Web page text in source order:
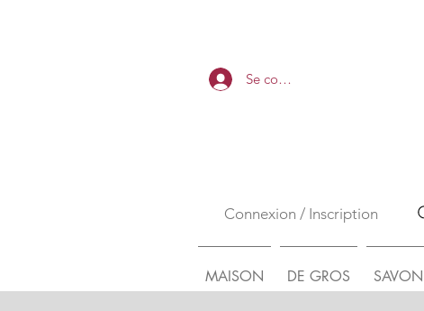
Se connecter
Connexion / Inscription
MAISON DE GROS SAVON